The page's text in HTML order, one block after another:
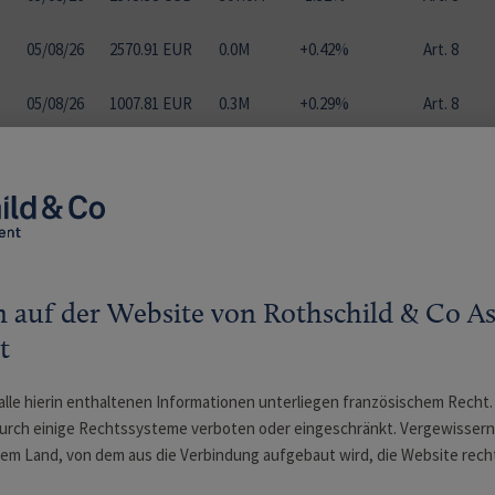
05/08/26 2570.91 EUR 0.0M +0.42% Art. 8
05/08/26 1007.81 EUR 0.3M +0.29% Art. 8
05 /08 26
08 26 331.53 EUR +12.20%
05/08/26 293560.99 EUR 148.2M +12.71% Art. 8
der Website von Rothschild & Co
hierin enthaltenen Informationen unterliegen französischem Recht.
einige Rechtssysteme verboten oder eingeschränkt.
Land, von dem aus die Verbindung aufgebaut wird, die Website